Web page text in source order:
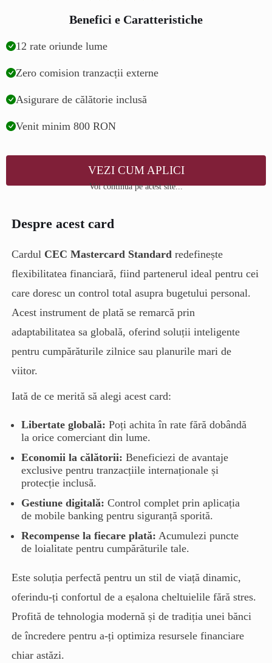
Benefici e Caratteristiche
12 rate oriunde lume
Zero comision tranzacții externe
Asigurare de călătorie inclusă
Venit minim 800 RON
VEZI CUM APLICI
Voi continua pe acest site...
Despre acest card
Cardul CEC Mastercard Standard redefinește
flexibilitatea financiară, fiind partenerul ideal pentru cei
care doresc un control total asupra bugetului personal.
Acest instrument de plată se remarcă prin
adaptabilitatea sa globală, oferind soluții inteligente
pentru cumpărăturile zilnice sau planurile mari de
viitor.
Iată de ce merită să alegi acest card:
Libertate globală: Poți achita în rate fără dobândă
la orice comerciant din lume.
Economii la călătorii: Beneficiezi de avantaje
exclusive pentru tranzacțiile internaționale și
protecție inclusă.
Gestiune digitală: Control complet prin aplicația
de mobile banking pentru siguranță sporită.
Recompense la fiecare plată: Acumulezi puncte
de loialitate pentru cumpărăturile tale.
Este soluția perfectă pentru un stil de viață dinamic,
oferindu-ți confortul de a eșalona cheltuielile fără stres.
Profită de tehnologia modernă și de tradiția unei bănci
de încredere pentru a-ți optimiza resursele financiare
chiar astăzi.